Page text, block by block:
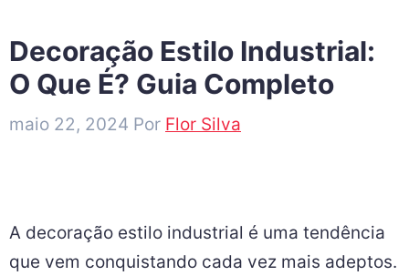
Decoração Estilo Industrial:
O Que É? Guia Completo
maio 22, 2024 Por Flor Silva
A decoração estilo industrial é uma tendência
que vem conquistando cada vez mais adeptos.